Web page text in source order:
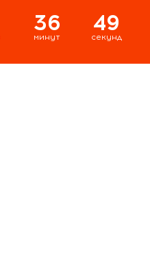
36
минут
48
секунд